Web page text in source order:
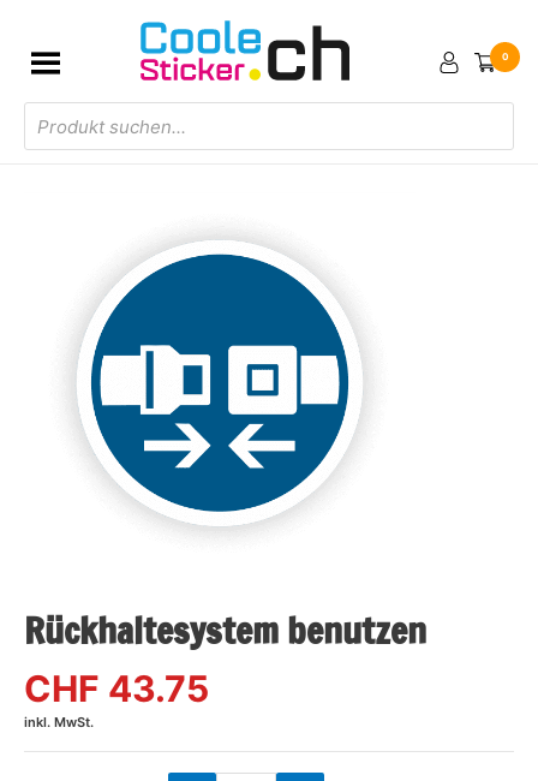
Products
search
0
Rückhaltesystem benutzen
CHF 43.75
inkl. MwSt.